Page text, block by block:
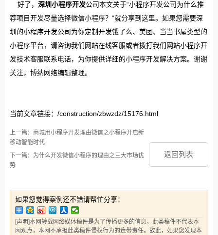
好了， 深圳小程序开发公司本文关于“小程序开发公司为什么推
荐项目开发尽量选择微信小程序？”就分享到这里。如果您需要深
圳的小程序开发公司为你定制开发饿了么、美团、当当书屋类型的
小程序平台，请咨询我们网站在线客服或者拨打我们网站小程序开
发技术客服联系电话，为你提供详细的小程序开发解决方案。谢谢
关注，博纳网络编辑整理。
当前文章链接：/construction/zbwzdz/15176.html
上一篇：商城用小程序开发理由微信之小程序开启新
移动智能时代
下一篇：为什么开发微信小程序的理由之三大市场优
势
返回列表
如果您觉得案例还不错请帮忙分享：
[声明]本网转载网络媒体稿件是为了传播更多的信息，此类稿件不代表本
网观点，本网不承担此类稿件侵权行为的连带责任。故此，如果您发现本